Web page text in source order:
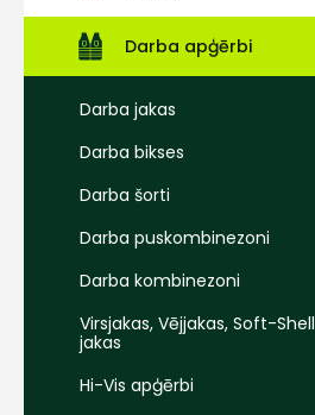
Darba apģērbi
Darba jakas
Darba bikses
Darba šorti
Darba puskombinezoni
Darba kombinezoni
Virsjakas, Vējjakas, Soft-Shell
jakas
Hi-Vis apģērbi